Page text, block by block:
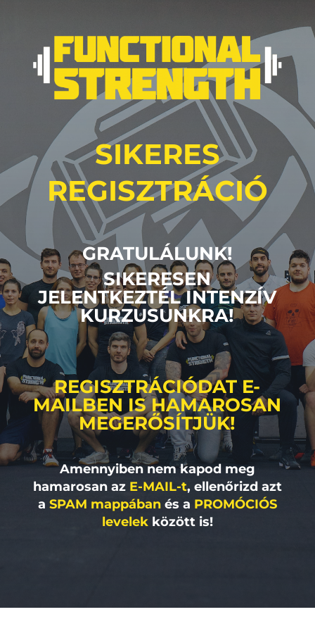
SIKERES
REGISZTRÁCIÓ
GRATULÁLUNK!
SIKERESEN
JELENTKEZTÉL INTENZÍV
KURZUSUNKRA!
REGISZTRÁCIÓDAT E-
MAILBEN IS HAMAROSAN
MEGERŐSÍTJÜK!
Amennyiben nem kapod meg
hamarosan az E-MAIL-t, ellenőrizd azt
a SPAM mappábanés a PROMÓCIÓS
levelekközött is!